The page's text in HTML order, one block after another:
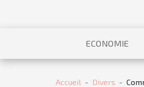
ECONOMIE
Accueil Divers